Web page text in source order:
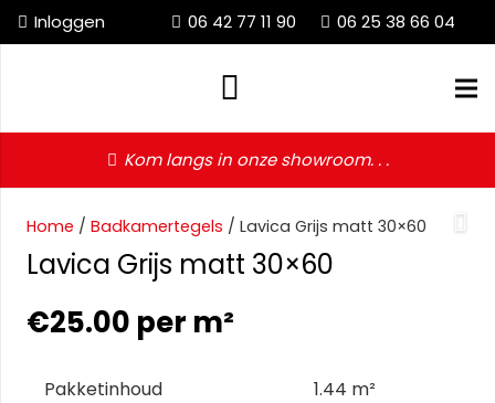
Inloggen 06 42 77 11 90 06 25 38 66 04
Kom langs in onze showroom. . .
Home / Badkamertegels / Lavica Grijs matt 30×60
Lavica Grijs matt 30×60
€25.00 per m²
Pakketinhoud 1.44 m²